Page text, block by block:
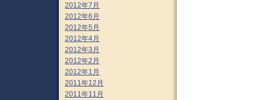
2012年7月
2012年6月
2012年5月
2012年4月
2012年3月
2012年2月
2012年1月
2011年12月
2011年11月